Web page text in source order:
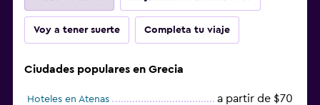
Voy a tener suerte Completa tu viaje
Ciudades populares en Grecia
Hoteles en Atenas a partir de $70